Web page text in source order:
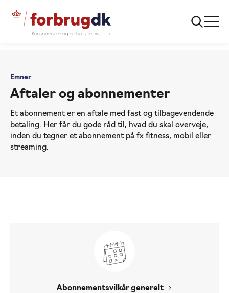
... Emner Aftaler og abonnementer
Emner
Aftaler og abonnementer
Et abonnement er en aftale med fast og tilbagevendende
betaling. Her får du gode råd til, hvad du skal overveje,
inden du tegner et abonnement på fx fitness, mobil eller
streaming.
Abonnementsvilkår generelt